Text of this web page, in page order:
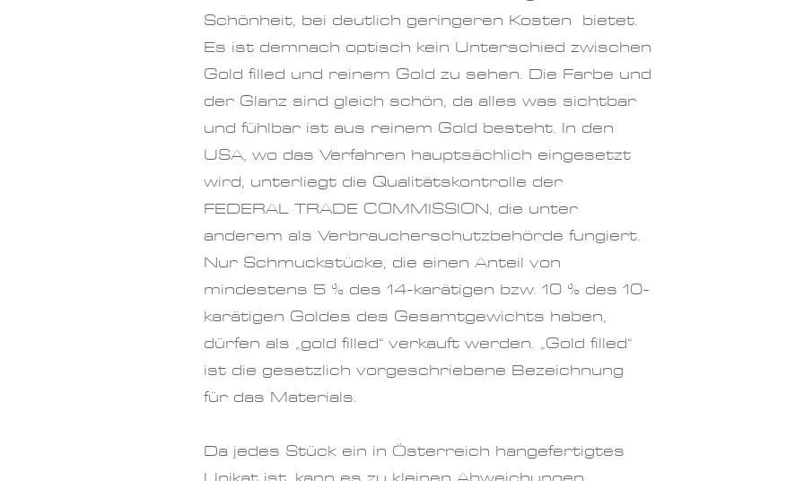
Schönheit, bei deutlich geringeren Kosten bietet.
Es ist demnach optisch kein Unterschied zwischen
Gold filled und reinem Gold zu sehen. Die Farbe und
der Glanz sind gleich schön, da alles was sichtbar
und fühlbar ist aus reinem Gold besteht. In den
USA, wo das Verfahren hauptsächlich eingesetzt
wird, unterliegt die Qualitätskontrolle der
FEDERAL TRADE COMMISSION, die unter
anderem als Verbraucherschutzbehörde fungiert.
Nur Schmuckstücke, die einen Anteil von
mindestens 5 % des 14-karätigen bzw. 10 % des 10-
karätigen Goldes des Gesamtgewichts haben,
dürfen als „gold filled“ verkauft werden. „Gold filled“
ist die gesetzlich vorgeschriebene Bezeichnung
für das Materials.
Da jedes Stück ein in Österreich hangefertigtes